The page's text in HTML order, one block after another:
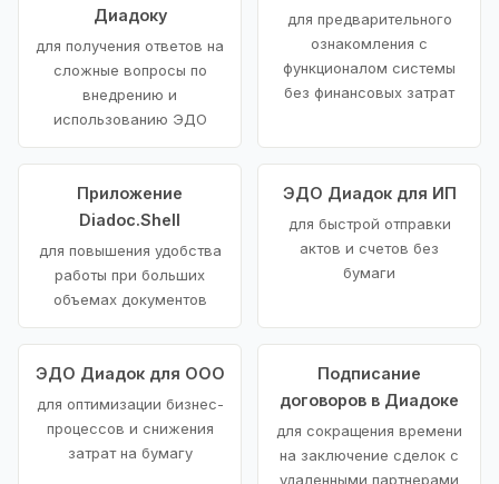
Диадоку
для получения ответов на
сложные вопросы по
внедрению и
использованию ЭДО
для предварительного
ознакомления с
функционалом системы
без финансовых затрат
Приложение
Diadoc.Shell
для повышения удобства
работы при больших
объемах документов
ЭДО Диадок для ИП
для быстрой отправки
актов и счетов без
бумаги
ЭДО Диадок для ООО
для оптимизации бизнес-
процессов и снижения
затрат на бумагу
Подписание
договоров в Диадоке
для сокращения времени
на заключение сделок с
удаленными партнерами